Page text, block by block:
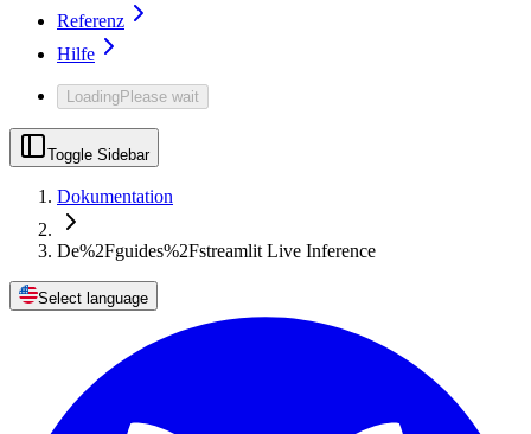
Referenz
Hilfe
LoadingPlease wait
Toggle Sidebar
Dokumentation
De%2Fguides%2Fstreamlit Live Inference
Select language